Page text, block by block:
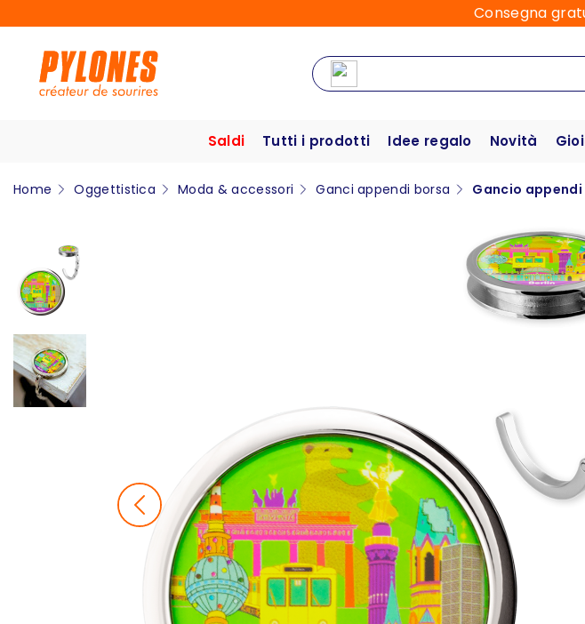
Consegna
Saldi Tutti i prodotti Idee regalo Novità
Home Oggettistica Moda & accessori Ganci appendi borsa Gancio appendi